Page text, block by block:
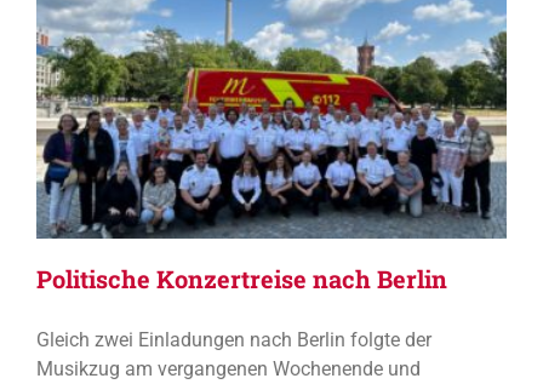
Politische Konzertreise nach Berlin
Gleich zwei Einladungen nach Berlin folgte der
Musikzug am vergangenen Wochenende und